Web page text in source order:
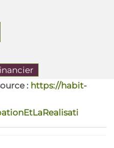
: https://habit-